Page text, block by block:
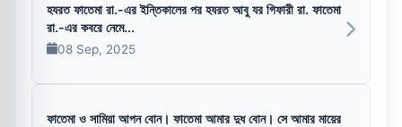
হযরত ফাতেমা রা.-এর ইন্তিকালের পর হযরত আবু যর গিফারী রা. ফাতেমা
রা.-এর কবরে নেমে...
08 Sep, 2025
ফাতেমা ও সামিয়া আপন বোন। ফাতেমা আমার দুধ বোন। সে আমার মায়ের